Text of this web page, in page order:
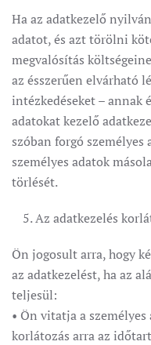
Ha az adatkezelő
adatot, és azt törölni
megvalósítás
az ésszerűen elvárható
intézkedéseket – annak
adatokat kezelő
szóban forgó
személyes adatok
törlését.
Az adatkezelés
Ön jogosult arra, hogy
az adatkezelést, ha az
teljesül:
• Ön vitatja a
korlátozás arra az